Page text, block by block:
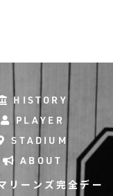
HISTORY
PLAYER
STADIUM
ABOUT
ーンズ完全デー